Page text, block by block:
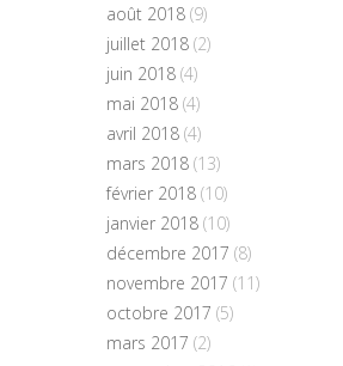
août 2018 (9)
juillet 2018 (2)
juin 2018 (4)
mai 2018 (4)
avril 2018 (4)
mars 2018 (13)
février 2018 (10)
janvier 2018 (10)
décembre 2017 (8)
novembre 2017 (11)
octobre 2017 (5)
mars 2017 (2)